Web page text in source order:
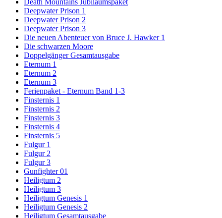
Death Mountains Jubiläumspaket
Deepwater Prison 1
Deepwater Prison 2
Deepwater Prison 3
Die neuen Abenteuer von Bruce J. Hawker 1
Die schwarzen Moore
Doppelgänger Gesamtausgabe
Eternum 1
Eternum 2
Eternum 3
Ferienpaket - Eternum Band 1-3
Finsternis 1
Finsternis 2
Finsternis 3
Finsternis 4
Finsternis 5
Fulgur 1
Fulgur 2
Fulgur 3
Gunfighter 01
Heiligtum 2
Heiligtum 3
Heiligtum Genesis 1
Heiligtum Genesis 2
Heiligtum Gesamtausgabe